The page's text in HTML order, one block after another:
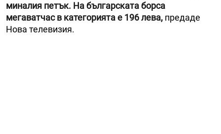
миналия петък. На българската борса
мегаватчас в категорията е 196 лева, предаде
Нова телевизия.